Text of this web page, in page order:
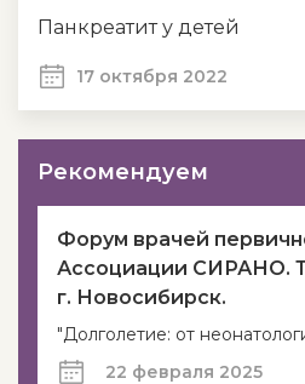
Панкреатит у детей
17 октября 2022
Рекомендуем
Форум врачей
Ассоциации СИРАНО.
г. Новосибирск.
"Долголетие: от
22 февраля 2025